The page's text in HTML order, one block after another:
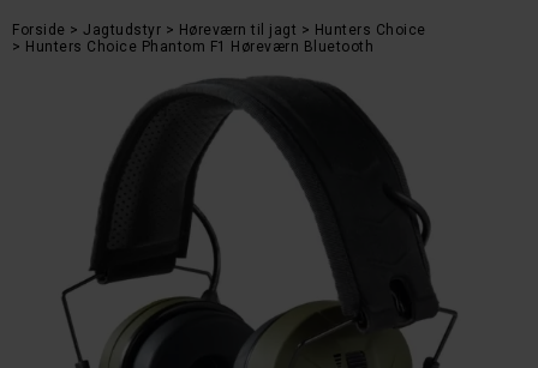
Forside Jagtudstyr Høreværn til jagt
Hunters Choice
Hunters Choice Phantom F1 Høreværn Bluetooth